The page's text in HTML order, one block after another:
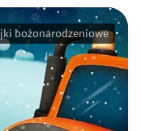
bożonarodzeniowe